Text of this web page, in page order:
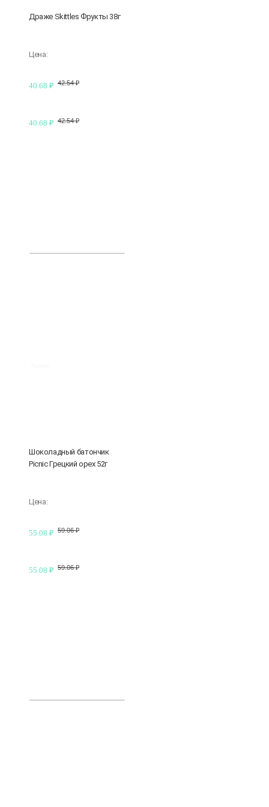
Драже Skittles Фрукты 38г
Цена:
40.68 ₽ 42.54 ₽
40.68 ₽ 42.54 ₽
Шоколадный батончик
Picnic Грецкий орех 52г
Цена:
55.08 ₽ 59.06 ₽
55.08 ₽ 59.06 ₽